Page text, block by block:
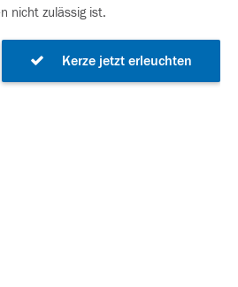
nicht zulässig ist.
Kerze jetzt erleuchten